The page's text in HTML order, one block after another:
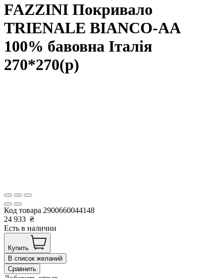
FAZZINI Покривало
TRIENALE BIANCO-AA
100% бавовна Італія
270*270(р)
Код товара 2900660044148
24 933 ₴
Есть в наличии
Купить
В список желаний
Сравнить